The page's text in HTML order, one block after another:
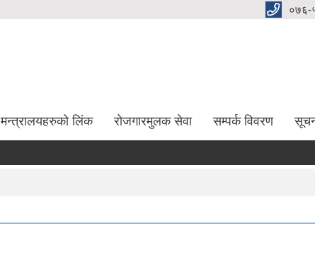
०७६-
मन्त्रालयहरुको लिंक रोजगारमुलक सेवा सम्पर्क विवरण